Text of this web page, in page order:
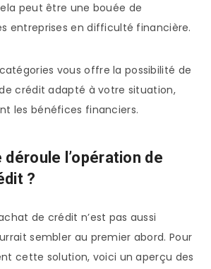
peut être une bouée de
entreprises en difficulté financière.
vous offre la possibilité de
crédit adapté à votre situation,
les bénéfices financiers.
l’opération de
?
de crédit n’est pas aussi
sembler au premier abord. Pour
cette solution, voici un aperçu des